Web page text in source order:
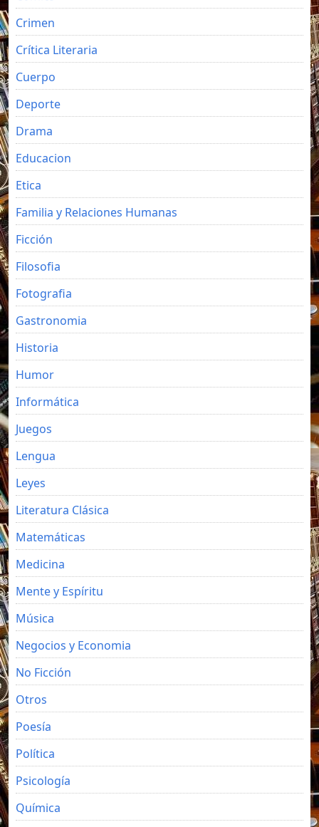
Crimen
Crítica Literaria
Cuerpo
Deporte
Drama
Educacion
Etica
Familia y Relaciones Humanas
Ficción
Filosofia
Fotografia
Gastronomia
Historia
Humor
Informática
Juegos
Lengua
Leyes
Literatura Clásica
Matemáticas
Medicina
Mente y Espíritu
Música
Negocios y Economia
No Ficción
Otros
Poesía
Política
Psicología
Química